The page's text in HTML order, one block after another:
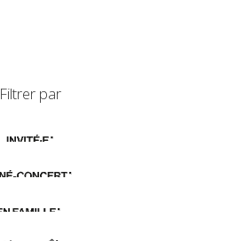
Filtrer par